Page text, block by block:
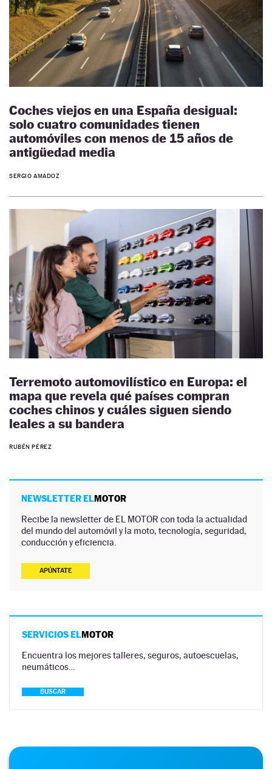
Coches viejos en una España desigual:
solo cuatro comunidades tienen
automóviles con menos de 15 años de
antigüedad media
SERGIO AMADOZ
Terremoto automovilístico en Europa: el
mapa que revela qué países compran
coches chinos y cuáles siguen siendo
leales a su bandera
RUBÉN PÉREZ
NEWSLETTER ELMOTOR
Recibe la newsletter de EL MOTOR con toda la actualidad
del mundo del automóvil y la moto, tecnología, seguridad,
conducción y eficiencia.
APÚNTATE
SERVICIOS ELMOTOR
Encuentra los mejores talleres, seguros, autoescuelas,
neumáticos…
BUSCAR